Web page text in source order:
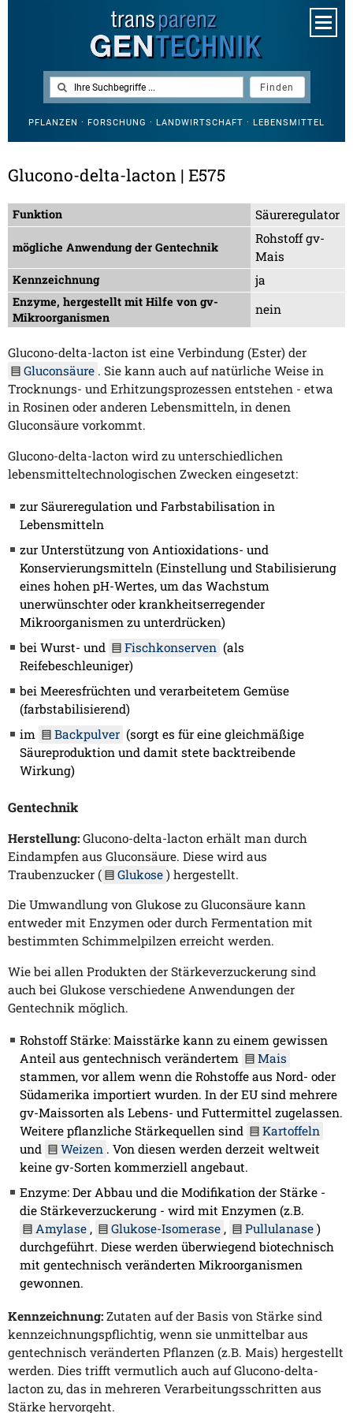
PFLANZEN · FORSCHUNG · LANDWIRTSCHAFT · LEBENSMITTEL
Glucono-delta-lacton | E575
Funktion Säureregulator
mögliche Anwendung der Gentechnik
Rohstoff gv-
Mais
Kennzeichnung ja
Enzyme, hergestellt mit Hilfe von gv-
Mikroorganismen
nein
Glucono-delta-lacton ist eine Verbindung (Ester) der
Gluconsäure . Sie kann auch auf natürliche Weise in
Trocknungs- und Erhitzungsprozessen entstehen - etwa
in Rosinen oder anderen Lebensmitteln, in denen
Gluconsäure vorkommt.
Glucono-delta-lacton wird zu unterschiedlichen
lebensmitteltechnologischen Zwecken eingesetzt:
zur Säureregulation und Farbstabilisation in
Lebensmitteln
zur Unterstützung von Antioxidations- und
Konservierungsmitteln (Einstellung und Stabilisierung
eines hohen pH-Wertes, um das Wachstum
unerwünschter oder krankheitserregender
Mikroorganismen zu unterdrücken)
bei Wurst- und
Fischkonserven (als
Reifebeschleuniger)
bei Meeresfrüchten und verarbeitetem Gemüse
(farbstabilisierend)
im
Backpulver (sorgt es für eine gleichmäßige
Säureproduktion und damit stete backtreibende
Wirkung)
Gentechnik
Herstellung: Glucono-delta-lacton erhält man durch
Eindampfen aus Gluconsäure. Diese wird aus
Traubenzucker (
Glukose ) hergestellt.
Die Umwandlung von Glukose zu Gluconsäure kann
entweder mit Enzymen oder durch Fermentation mit
bestimmten Schimmelpilzen erreicht werden.
Wie bei allen Produkten der Stärkeverzuckerung sind
auch bei Glukose verschiedene Anwendungen der
Gentechnik möglich.
Rohstoff Stärke: Maisstärke kann zu einem gewissen
Anteil aus gentechnisch verändertem
Mais
stammen, vor allem wenn die Rohstoffe aus Nord- oder
Südamerika importiert wurden. In der EU sind mehrere
gv-Maissorten als Lebens- und Futtermittel zugelassen.
Weitere pflanzliche Stärkequellen sind
Kartoffeln
und
Weizen . Von diesen werden derzeit weltweit
keine gv-Sorten kommerziell angebaut.
Enzyme: Der Abbau und die Modifikation der Stärke -
die Stärkeverzuckerung - wird mit Enzymen (z.B.
Amylase , Glukose-Isomerase , Pullulanase )
durchgeführt. Diese werden überwiegend biotechnisch
mit gentechnisch veränderten Mikroorganismen
gewonnen.
Kennzeichnung: Zutaten auf der Basis von Stärke sind
kennzeichnungspflichtig, wenn sie unmittelbar aus
gentechnisch veränderten Pflanzen (z.B. Mais) hergestellt
werden. Dies trifft vermutlich auch auf Glucono-delta-
lacton zu, das in mehreren Verarbeitungsschritten aus
Stärke hervorgeht.